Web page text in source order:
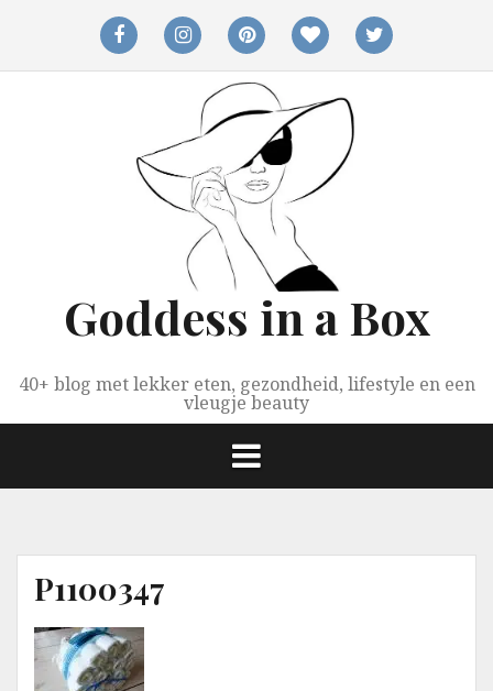
facebookinstagrampinterestbloglovintwitter
Goddess in a Box
40+ blog met lekker eten, gezondheid, lifestyle en een
vleugje beauty
P1100347